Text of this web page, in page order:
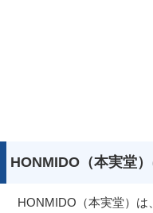
HONMIDO（本実堂
HONMIDO（本実堂）